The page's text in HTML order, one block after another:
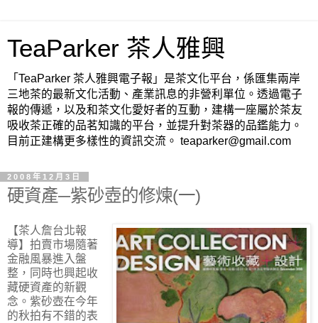
TeaParker 茶人雅興
「TeaParker 茶人雅興電子報」是茶文化平台，係匯集兩岸
三地茶的最新文化活動、產業訊息的非營利單位。透過電子
報的傳遞，以及和茶文化愛好者的互動，建構一座屬於茶友
吸收茶正確的品茗知識的平台，並提升對茶器的品鑑能力。
目前正建構更多樣性的資訊交流。 teaparker@gmail.com
2008年12月3日
硬資產─紫砂壺的修煉(一)
【茶人詹台北報
導】 拍賣市場隨著
金融風暴進入盤
整，同時也興起收
藏硬資產的新觀
念。紫砂壺在今年
的秋拍有不錯的表